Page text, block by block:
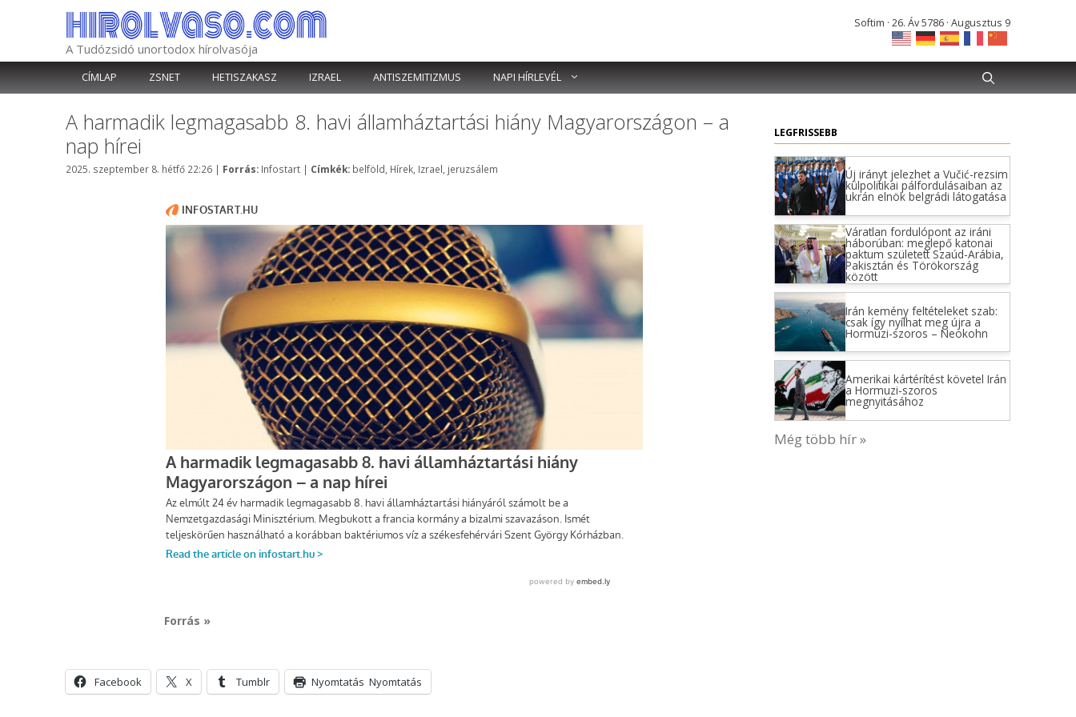
A Tudózsidó unortodox hírolvasója
Softim · 26. Áv 5786 · Augusztus 9
CÍMLAP ZSNET HETISZAKASZ IZRAEL ANTISZEMITIZMUS NAPI HÍRLEVÉL
A harmadik legmagasabb 8. havi államháztartási hiány Magyarországon – a
nap hírei
2025. szeptember 8. hétfő 22:26 | Forrás: Kategória
Infostart | Címkék: Címkék
belföld Hírek Izrael jeruzsálem
Forrás »
Facebook X Tumblr Nyomtatás Nyomtatás
LEGFRISSEBB
Új irányt jelezhet a Vučić-rezsim
külpolitikai pálfordulásaiban az
ukrán elnök belgrádi látogatása
Váratlan fordulópont az iráni
háborúban: meglepő katonai
paktum született Szaúd-Arábia,
Pakisztán és Törökország
között
Irán kemény feltételeket szab:
csak így nyílhat meg újra a
Hormuzi-szoros – Neokohn
Amerikai kártérítést követel Irán
a Hormuzi-szoros
megnyitásához
Még több hír »